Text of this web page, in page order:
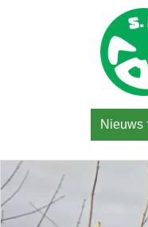
Nieuws